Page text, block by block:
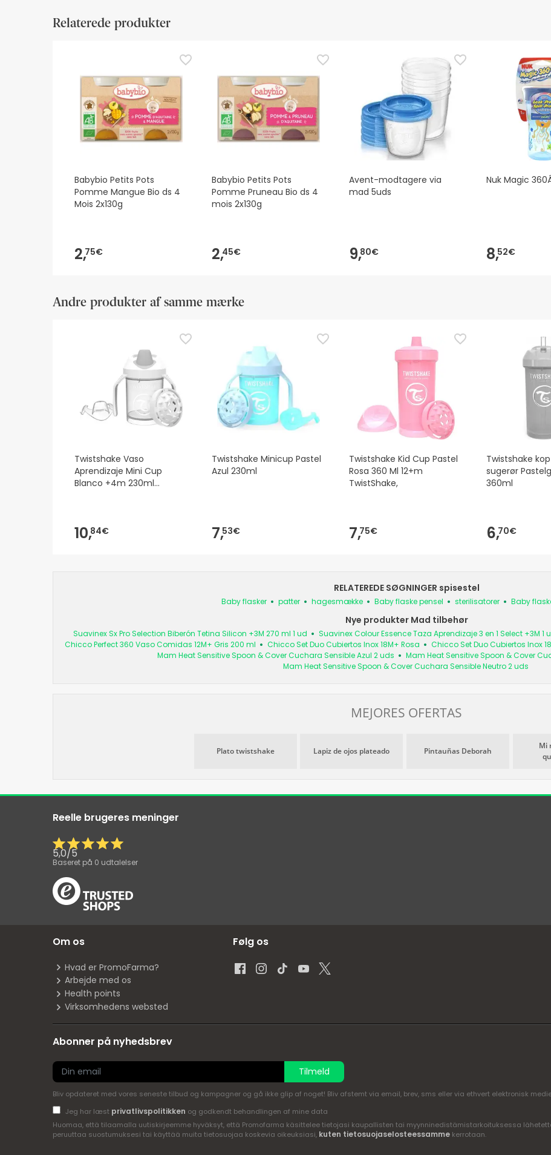
Relaterede produkter
Babybio Petits Pots
Pomme Mangue Bio ds 4
Mois 2x130g
2,75€
Babybio Petits Pots
Pomme Pruneau Bio ds 4
mois 2x130g
2,45€
Avent-modtagere via
mad 5uds
9,80€
Nuk Magic
8,52€
Andre produkter af samme mærke
Twistshake Vaso
Aprendizaje Mini Cup
Blanco +4m 230ml
10,84€
Twistshake Minicup Pastel
Azul 230ml
7,53€
Twistshake Kid Cup Pastel
Rosa 360 Ml 12+m
TwistShake,
7,75€
Twistshake
sugerør
360ml
6,70€
RELATEREDE SØGNINGER spisestel
Baby flasker patter hagesmække Baby flaske pensel sterilisatorer Baby
Nye produkter Mad tilbehør
Suavinex Sx Pro Selection Biberón Tetina Silicon +3M 270 ml 1 ud Suavinex Colour Essence Taza Aprendizaje 3 en 1 Select +3M 1
Chicco Perfect 360 Vaso Comidas 12M+ Gris 200 ml
Chicco Set Duo Cubiertos Inox 18M+ Rosa Chicco Set Duo Cubiertos Inox
Mam Heat Sensitive Spoon & Cover Cuchara Sensible Azul 2 uds
Mam Heat Sensitive Spoon & Cover
Mam Heat Sensitive Spoon & Cover Cuchara Sensible Neutro 2 uds
MEJORES OFERTAS
Plato twistshake Lapiz de ojos plateado Pintauñas Deborah
Mi
Reelle brugeres meninger
5,0/5
Baseret på 0 udtalelser
Om os
Hvad er PromoFarma?
Arbejde med os
Health points
Virksomhedens websted
Følg os
Abonner på nyhedsbrev
Tilmeld
Bliv opdateret med vores seneste tilbud og kampagner og gå ikke glip af noget! Bliv afstemt via email, brev, sms eller via ethvert elektronisk
Jeg har læst privatlivspolitikken og godkendt behandlingen af mine data
Huomaa, että tilaamalla uutiskirjeemme hyväksyt, että Promofarma käsittelee tietojasi kaupallisten tai myynninedistämistarkoituksessa
peruuttaa suostumuksesi tai käyttää muita tietosuojaa koskevia oikeuksiasi, kuten tietosuojaselosteessamme kerrotaan.